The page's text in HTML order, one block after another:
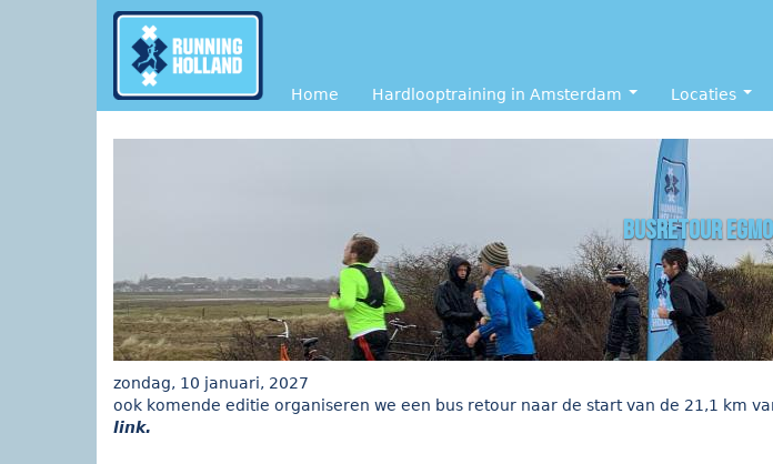
Overslaan en naar de inhoud gaan Home Hardlooptraining in Amsterdam Locaties
busretour
zondag, 10 januari, 2027
ook komende editie organiseren we een bus retour naar de start van de 21,1 km
link.